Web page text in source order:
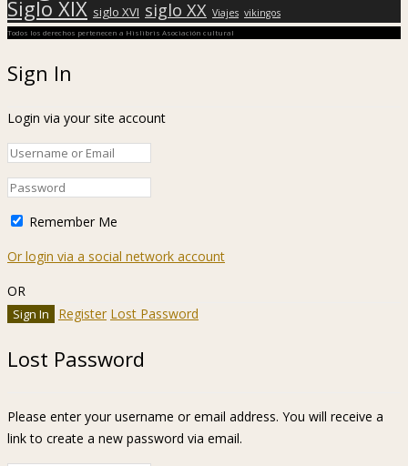
Siglo XIX siglo XVI siglo XX Viajes vikingos
Todos los derechos pertenecen a Hislibris Asociación cultural
Sign In
Login via your site account
Remember Me
Or login via a social network account
OR
Register Lost Password
Lost Password
Please enter your username or email address. You will receive a
link to create a new password via email.